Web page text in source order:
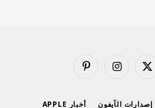
X
الانستغرامبينتيريست
إصدارات الآيفون أخبار APPLE